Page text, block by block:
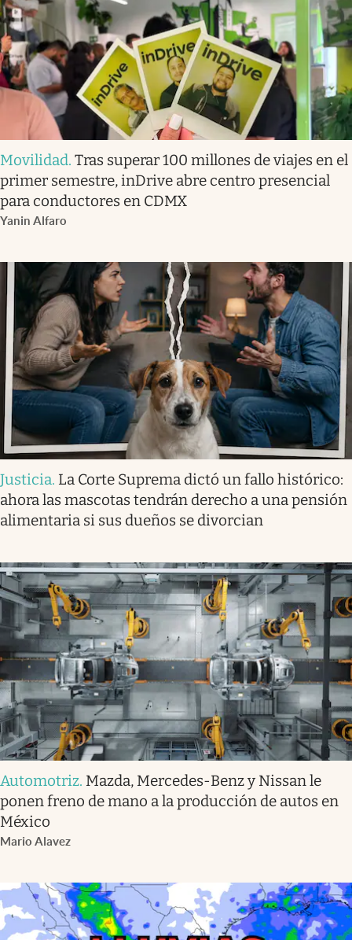
Movilidad. Tras superar 100 millones de viajes en el
primer semestre, inDrive abre centro presencial
para conductores en CDMX
Yanin Alfaro
Justicia. La Corte Suprema dictó un fallo histórico:
ahora las mascotas tendrán derecho a una pensión
alimentaria si sus dueños se divorcian
Automotriz. Mazda, Mercedes-Benz y Nissan le
ponen freno de mano a la producción de autos en
México
Mario Alavez